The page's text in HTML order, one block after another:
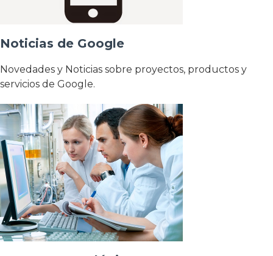
Noticias de Google
Novedades y Noticias sobre proyectos, productos y
servicios de Google.